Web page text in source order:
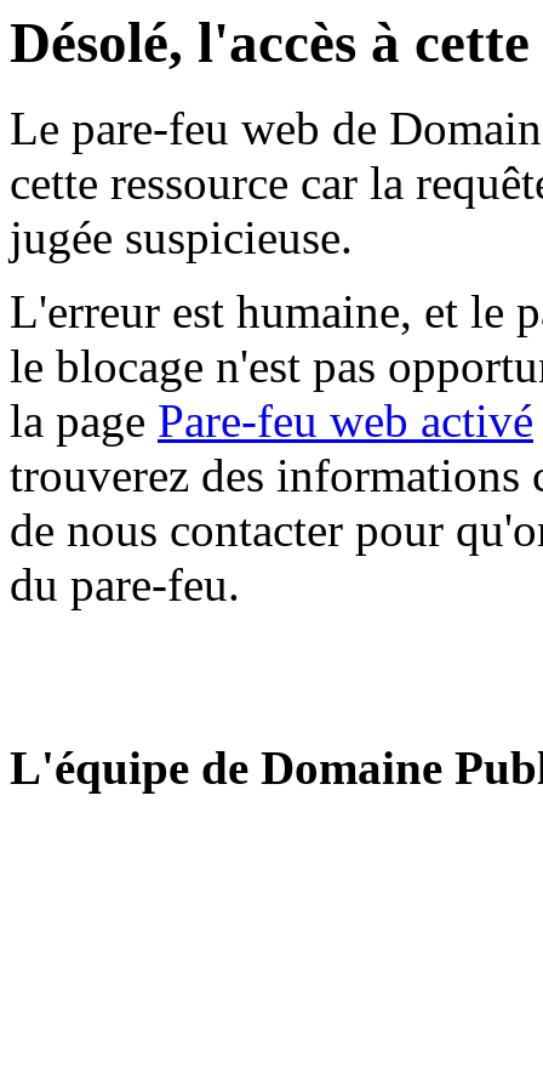
Désolé, l'accès à
Le pare-feu web de
cette ressource car la
jugée suspicieuse.
L'erreur est humaine, et le
le blocage n'est pas
la page Pare-feu web activé
trouverez des informations
de nous contacter pour
du pare-feu.
L'équipe de Domaine